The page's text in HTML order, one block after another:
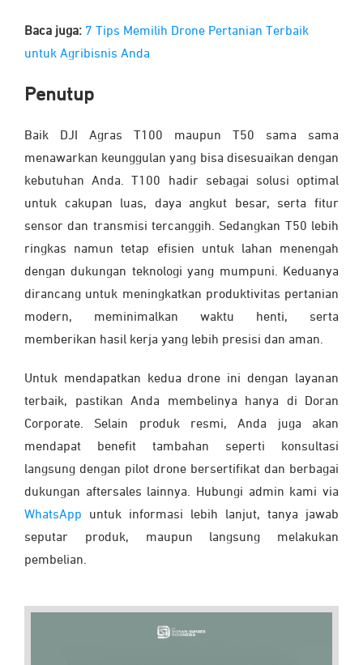
Baca juga: 7 Tips Memilih Drone Pertanian Terbaik
untuk Agribisnis Anda
Penutup
Baik DJI Agras T100 maupun T50 sama sama
menawarkan keunggulan yang bisa disesuaikan dengan
kebutuhan Anda. T100 hadir sebagai solusi optimal
untuk cakupan luas, daya angkut besar, serta fitur
sensor dan transmisi tercanggih. Sedangkan T50 lebih
ringkas namun tetap efisien untuk lahan menengah
dengan dukungan teknologi yang mumpuni. Keduanya
dirancang untuk meningkatkan produktivitas pertanian
modern, meminimalkan waktu henti, serta
memberikan hasil kerja yang lebih presisi dan aman.
Untuk mendapatkan kedua drone ini dengan layanan
terbaik, pastikan Anda membelinya hanya di Doran
Corporate. Selain produk resmi, Anda juga akan
mendapat benefit tambahan seperti konsultasi
langsung dengan pilot drone bersertifikat dan berbagai
dukungan aftersales lainnya. Hubungi admin kami via
WhatsApp untuk informasi lebih lanjut, tanya jawab
seputar produk, maupun langsung melakukan
pembelian.